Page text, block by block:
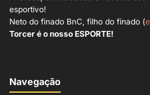
esportivo!
Neto do finado BnC, filho do finado (
Torcer é o nosso ESPORTE!
Navegação